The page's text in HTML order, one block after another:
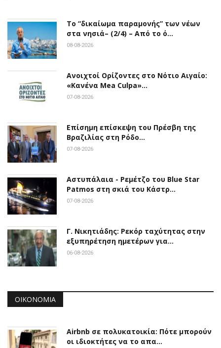
Το “δικαίωμα παραμονής” των νέων
στα νησιά– (2/4) – Από το ό…
08-08-2026
Ανοιχτοί Ορίζοντες στο Νότιο Αιγαίο:
«Κανένα Mea Culpa»…
07-08-2026
Επίσημη επίσκεψη του Πρέσβη της
Βραζιλίας στη Ρόδο…
07-08-2026
Αστυπάλαια - Ρεμέτζο του Blue Star
Patmos στη σκιά του Κάστρ…
07-08-2026
Γ. Νικητιάδης: Ρεκόρ ταχύτητας στην
εξυπηρέτηση ημετέρων για…
06-08-2026
ΟΙΚΟΝΟΜΊΑ
Airbnb σε πολυκατοικία: Πότε μπορούν
οι ιδιοκτήτες να το απα…